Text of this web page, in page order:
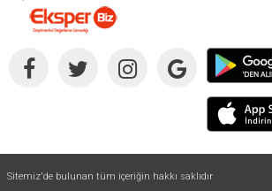
Sitemiz'de bulunan tüm içeriğin hakkı saklıdır